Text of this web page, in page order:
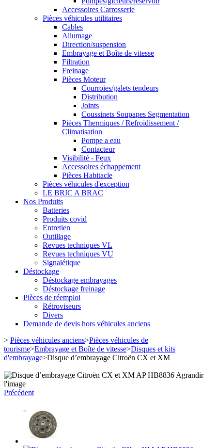
Accessoires Carrosserie
Pièces véhicules utilitaires
Cables
Allumage
Direction/suspension
Embrayage et Boîte de vitesse
Filtration
Freinage
Pièces Moteur
Courroies/galets tendeurs
Distribution
Joints
Coussinets Soupapes Segmentation
Pièces Thermiques / Refroidissement /
Climatisation
Pompe a eau
Contacteur
Visibilité - Feux
Accessoires échappement
Pièces Habitacle
Pièces véhicules d'exception
LE BRIC A BRAC
Nos Produits
Batteries
Produits covid
Entretien
Outillage
Revues techniques VL
Revues techniques VU
Signalétique
Déstockage
Déstockage embrayages
Déstockage freinage
Pièces de réemploi
Rétroviseurs
Divers
Demande de devis hors véhicules anciens
> Pièces véhicules anciens>Pièces véhicules de
tourisme>Embrayage et Boîte de vitesse>Disques et kits
d'embrayage>Disque d’embrayage Citroën CX et XM
Agrandir
l'image
Précédent